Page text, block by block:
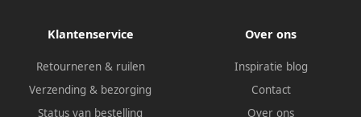
Klantenservice
Retourneren & ruilen
Verzending & bezorging
Status van bestelling
Over ons
Inspiratie blog
Contact
Over ons